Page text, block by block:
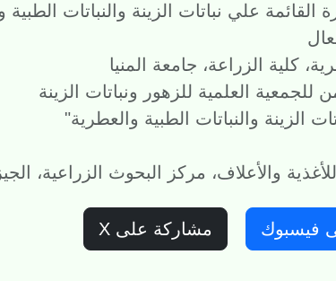
علي نباتات الزينة والنباتات الطبية
كلية الزراعة، جامعة المنيا
العلمية للزهور ونباتات الزينة
الزينة والنباتات الطبية والعطرية"
والأعلاف، مركز البحوث الزراعية،
فيسبوك مشاركة على X